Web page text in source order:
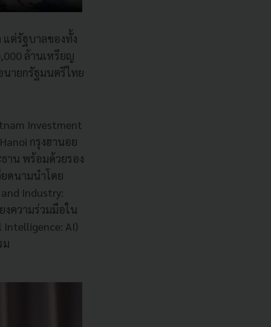
ต่รัฐบาลของทั้ง
ล้านเหรียญ
นายกรัฐมนตรีไทย
Investment
กรุงฮานอย
าน พร้อมด้วยรอง
ดนามนำโดย
Industry:
งความร่วมมือใน
AI)
ม